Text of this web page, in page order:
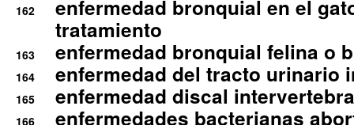
162
enfermedad bronquial en el
tratamiento
163 enfermedad bronquial felina o
164 enfermedad del tracto urinario
165 enfermedad discal
166 enfermedades bacterianas